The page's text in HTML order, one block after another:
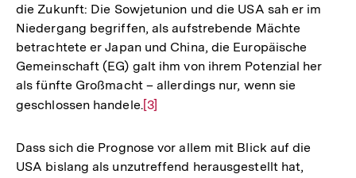
Fußnote
die Zukunft: Die Sowjetunion und die USA sah er im
Niedergang begriffen, als aufstrebende Mächte
betrachtete er Japan und China, die Europäische
Gemeinschaft (EG) galt ihm von ihrem Potenzial her
als fünfte Großmacht – allerdings nur, wenn sie
geschlossen handele.Zur
der
Fußnote
[3]
Dass sich die Prognose vor allem mit Blick auf die
USA bislang als unzutreffend herausgestellt hat,